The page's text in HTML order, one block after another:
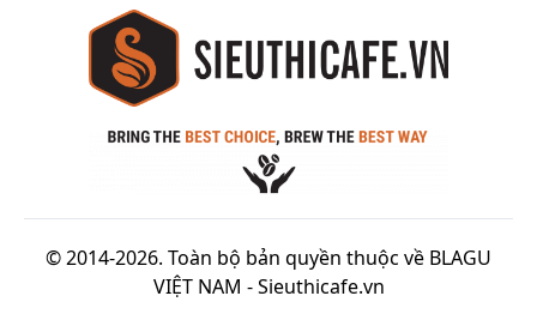
© 2014-2026. Toàn bộ bản quyền thuộc về BLAGU
VIỆT NAM -Sieuthicafe.vn